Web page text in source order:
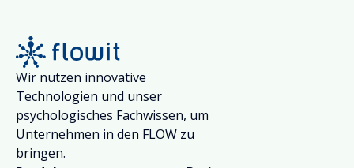
Wir nutzen innovative
Technologien und unser
psychologisches Fachwissen, um
Unternehmen in den FLOW zu
bringen.